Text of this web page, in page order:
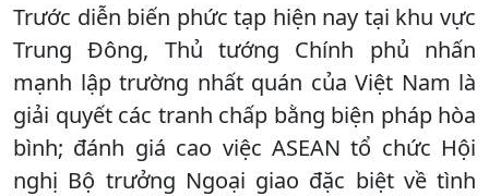
Trước diễn biến phức tạp hiện nay tại khu vực
Trung Đông, Thủ tướng Chính phủ nhấn
mạnh lập trường nhất quán của Việt Nam là
giải quyết các tranh chấp bằng biện pháp hòa
bình; đánh giá cao việc ASEAN tổ chức Hội
nghị Bộ trưởng Ngoại giao đặc biệt về tình